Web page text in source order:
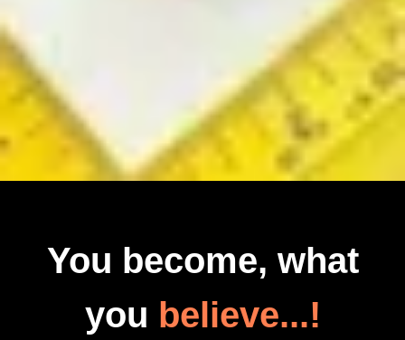
You become, what
you believe...!